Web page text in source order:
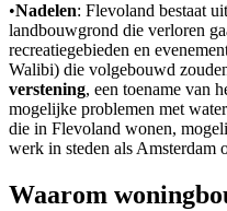
•Nadelen: Flevoland bestaat
landbouwgrond die verloren
recreatiegebieden en
Walibi) die volgebouwd
verstening, een toename van
mogelijke problemen met
die in Flevoland wonen,
werk in steden als Amsterdam
Waarom